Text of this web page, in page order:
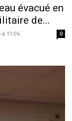
évacué en
de...
11:06 0